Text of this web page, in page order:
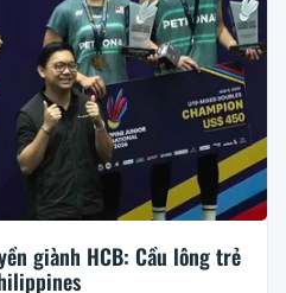
giành HCB: Cầu lông trẻ